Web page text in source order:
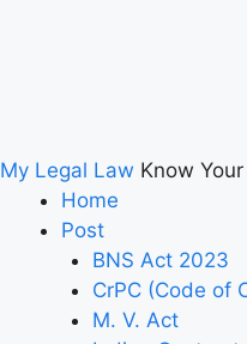
My Legal Law Know
Home
Post
BNS Act 2023
CrPC (Code of
M. V. Act